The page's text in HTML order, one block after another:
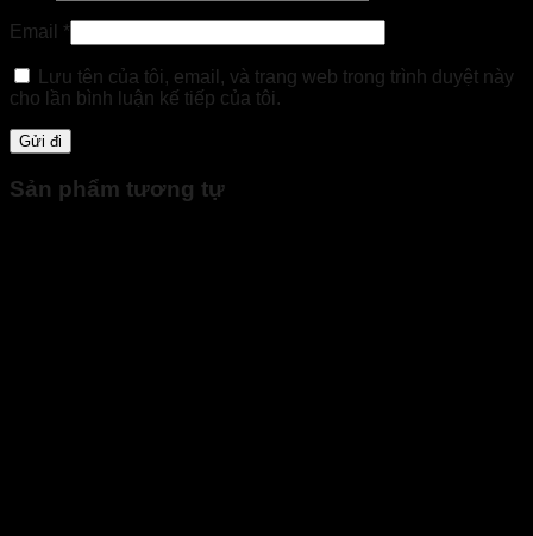
Email *
Lưu tên của tôi, email, và trang web trong trình duyệt này
cho lần bình luận kế tiếp của tôi.
Sản phẩm tương tự